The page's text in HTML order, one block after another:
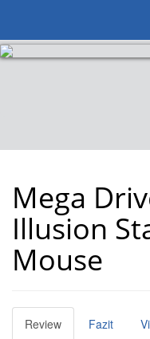
Mega
Illusion
Mouse
Review Fazit